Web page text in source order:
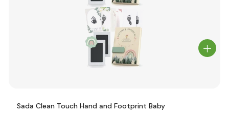
Sada Clean Touch Hand and Footprint Baby